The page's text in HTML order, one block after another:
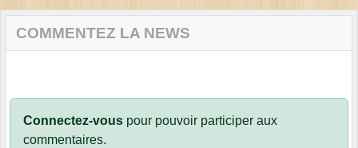
COMMENTEZ LA NEWS
Connectez-vous pour pouvoir participer aux
commentaires.